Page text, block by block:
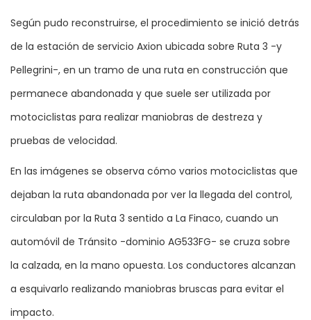
Según pudo reconstruirse, el procedimiento se inició detrás
de la estación de servicio Axion ubicada sobre Ruta 3 -y
Pellegrini-, en un tramo de una ruta en construcción que
permanece abandonada y que suele ser utilizada por
motociclistas para realizar maniobras de destreza y
pruebas de velocidad.
En las imágenes se observa cómo varios motociclistas que
dejaban la ruta abandonada por ver la llegada del control,
circulaban por la Ruta 3 sentido a La Finaco, cuando un
automóvil de Tránsito -dominio AG533FG- se cruza sobre
la calzada, en la mano opuesta. Los conductores alcanzan
a esquivarlo realizando maniobras bruscas para evitar el
impacto.